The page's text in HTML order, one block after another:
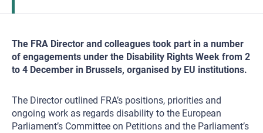
The FRA Director and colleagues took part in a number
of engagements under the Disability Rights Week from 2
to 4 December in Brussels, organised by EU institutions.
The Director outlined FRA’s positions, priorities and
ongoing work as regards disability to the European
Parliament’s Committee on Petitions and the Parliament’s